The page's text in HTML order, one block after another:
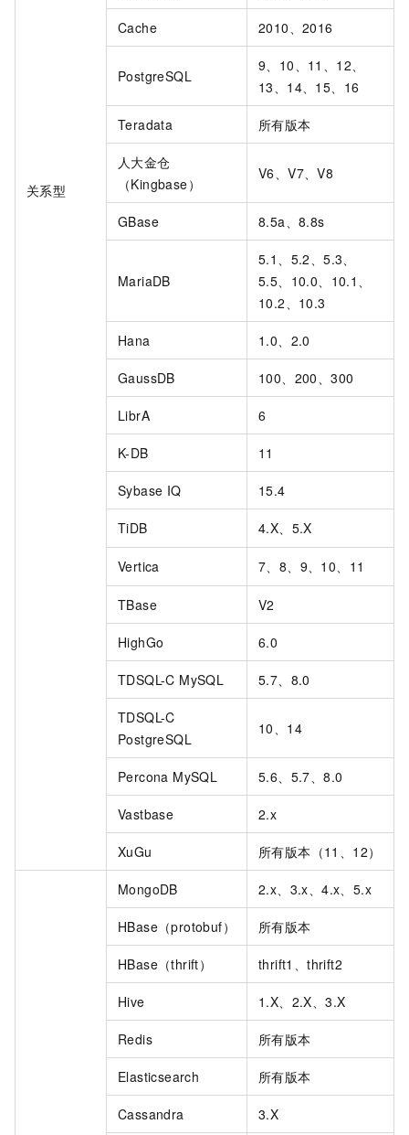
关系型
Cache 2010、2016
PostgreSQL
9、10、11、12、
13、14、15、16
Teradata 所有版本
人大金仓
（Kingbase）
V6、V7、V8
GBase 8.5a、8.8s
MariaDB
5.1、5.2、5.3、
5.5、10.0、10.1、
10.2、10.3
Hana 1.0、2.0
GaussDB 100、200、300
LibrA 6
K-DB 11
Sybase IQ 15.4
TiDB 4.X、5.X
Vertica 7、8、9、10、11
TBase V2
HighGo 6.0
TDSQL-C MySQL 5.7、8.0
TDSQL-C
PostgreSQL
10、14
Percona MySQL 5.6、5.7、8.0
Vastbase 2.x
XuGu 所有版本（11、12）
MongoDB 2.x、3.x、4.x、5.x
HBase（protobuf） 所有版本
HBase（thrift） thrift1、thrift2
Hive 1.X、2.X、3.X
Redis 所有版本
Elasticsearch 所有版本
Cassandra 3.X